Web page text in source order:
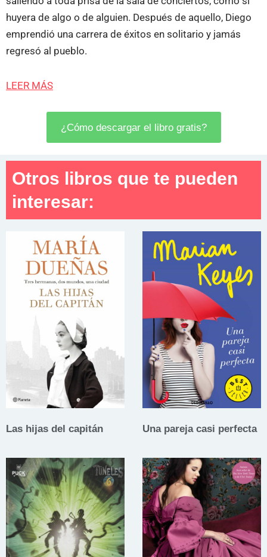
huyera de algo o de alguien. Después de aquello, Diego
emprendió una carrera de éxitos en solitario y jamás
regresó al pueblo.
LEER MÁS
¿Cómo descargar el libro gratis?
Otros libros que te pueden
interesar:
Las hijas del capitán Una pareja casi perfecta